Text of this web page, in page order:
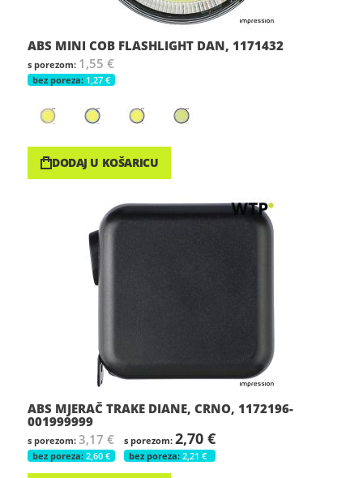
ABS MINI COB FLASHLIGHT DAN, 1171432
1,55 €
1,27 €
DODAJ U KOŠARICU
ABS MJERAČ TRAKE DIANE, CRNO, 1172196-
001999999
3,17 €
2,60 €
2,70 €
2,21 €